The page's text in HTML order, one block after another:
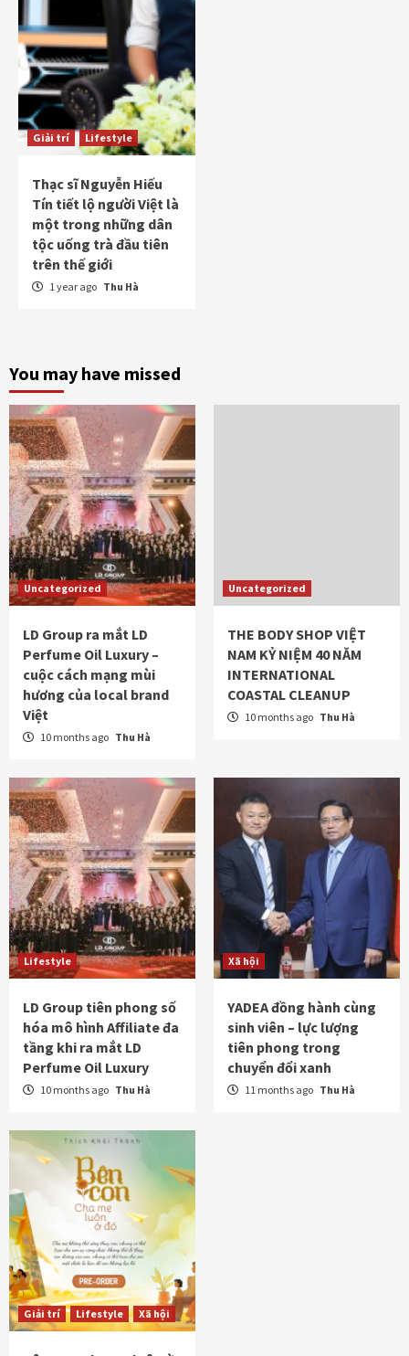
Giải trí Lifestyle
Thạc sĩ Nguyễn Hiếu
Tín tiết lộ người Việt là
một trong những dân
tộc uống trà đầu tiên
trên thế giới
1 year ago Thu Hà
You may have missed
Uncategorized
LD Group ra mắt LD
Perfume Oil Luxury –
cuộc cách mạng mùi
hương của local brand
Việt
10 months ago Thu Hà
Uncategorized
THE BODY SHOP VIỆT
NAM KỶ NIỆM 40 NĂM
INTERNATIONAL
COASTAL CLEANUP
10 months ago Thu Hà
Lifestyle
LD Group tiên phong số
hóa mô hình Affiliate đa
tầng khi ra mắt LD
Perfume Oil Luxury
10 months ago Thu Hà
Xã hội
YADEA đồng hành cùng
sinh viên – lực lượng
tiên phong trong
chuyển đổi xanh
11 months ago Thu Hà
Giải trí Lifestyle Xã hội